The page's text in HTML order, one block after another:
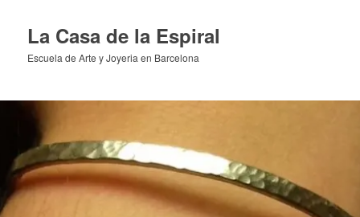
contenido
principal
La Casa de la Espiral
Escuela de Arte y Joyeria en Barcelona